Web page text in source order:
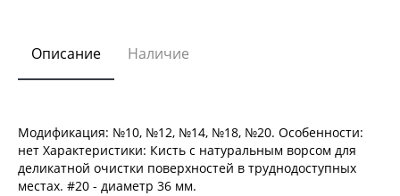
Описание Наличие
Модификация: №10, №12, №14, №18, №20. Особенности:
нет Характеристики: Кисть с натуральным ворсом для
деликатной очистки поверхностей в труднодоступных
местах. #20 - диаметр 36 мм.